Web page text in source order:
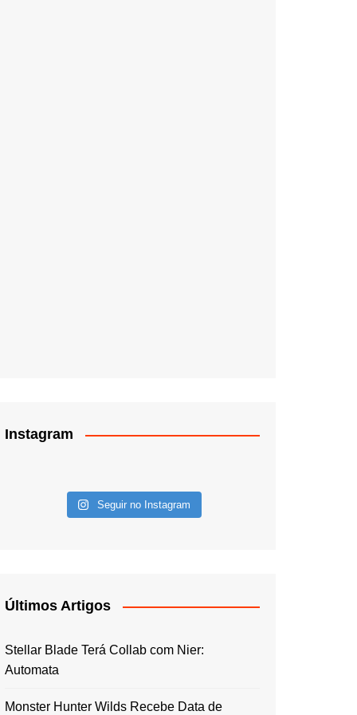
Instagram
Seguir no Instagram
Últimos Artigos
Stellar Blade Terá Collab com Nier:
Automata
Monster Hunter Wilds Recebe Data de